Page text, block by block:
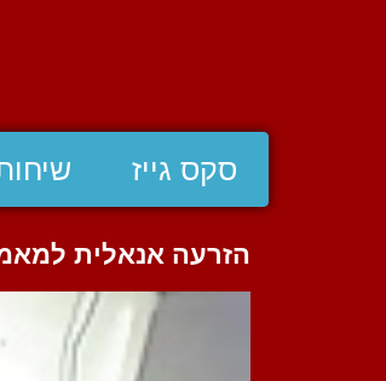
סקס גייז
הזרעה אנאלית